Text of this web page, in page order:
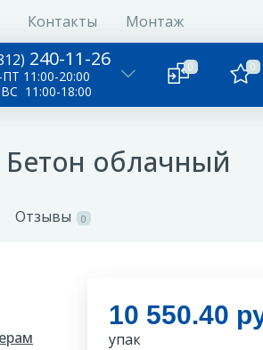
Контакты
Монтаж
240-11-26
11:00-20:00
11:00-18:00
0 0
Бетон облачный
Отзывы 0
10 550.40
упак